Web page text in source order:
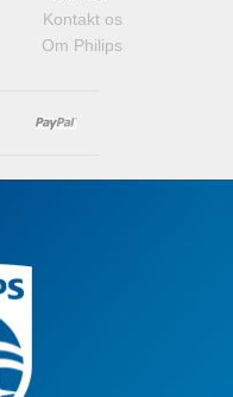
Kontakt os
Om Philips